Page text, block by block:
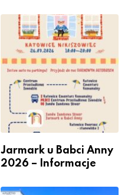
Podlesiu
Jarmark u Babci Anny
2026 – Informacje